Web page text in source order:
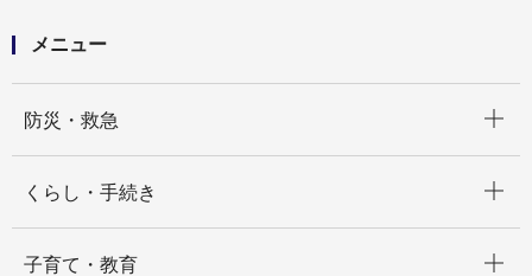
メニュー
防災・救急
くらし・手続き
子育て・教育